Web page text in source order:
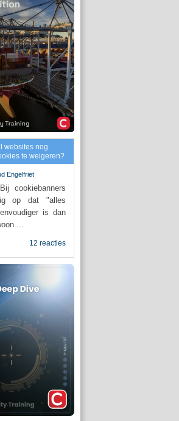
websites nog
te weigeren?
Engelfriet
cookiebanners
op dat "alles
is dan
...
12 reacties